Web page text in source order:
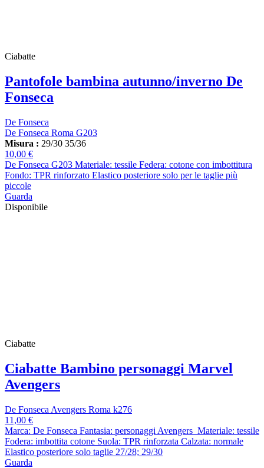
Disponibile
Ciabatte
Pantofole bambina autunno/inverno De
Fonseca
De Fonseca
De Fonseca Roma G203
Misura : 29/30 35/36
10,00 €
De Fonseca G203 Materiale: tessile Federa: cotone con imbottitura
Fondo: TPR rinforzato Elastico posteriore solo per le taglie più
piccole
Guarda
Ciabatte
Ciabatte Bambino personaggi Marvel
Avengers
De Fonseca Avengers Roma k276
11,00 €
Marca: De Fonseca Fantasia: personaggi Avengers Materiale: tessile
Fodera: imbottita cotone Suola: TPR rinforzata Calzata: normale
Elastico posteriore solo taglie 27/28; 29/30
Guarda